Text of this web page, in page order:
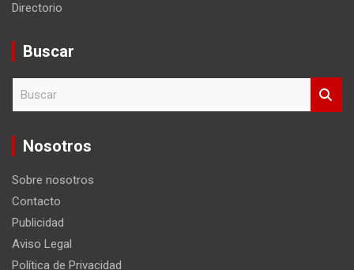
Directorio
Buscar
c
Nosotros
Sobre nosotros
Contacto
Publicidad
Aviso Legal
Política de Privacidad